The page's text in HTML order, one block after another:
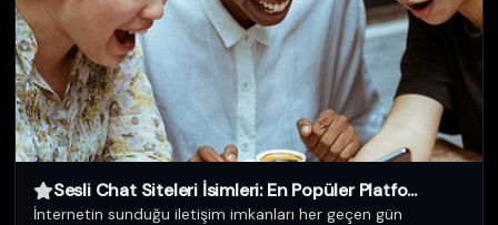
Sesli Chat Siteleri İsimleri: En Popüler Platfo...
İnternetin sunduğu iletişim imkanları her geçen gün